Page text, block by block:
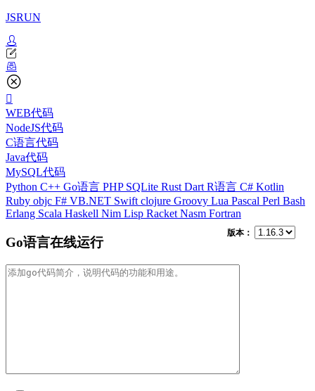
JSRUN
WEB代码
NodeJS代码
C语言代码
Java代码
MySQL代码
Python C++ Go语言 PHP SQLite Rust Dart R语言 C# Kotlin
Ruby objc F# VB.NET Swift clojure Groovy Lua Pascal Perl Bash
Erlang Scala Haskell Nim Lisp Racket Nasm Fortran
Go语言在线运行
版本：